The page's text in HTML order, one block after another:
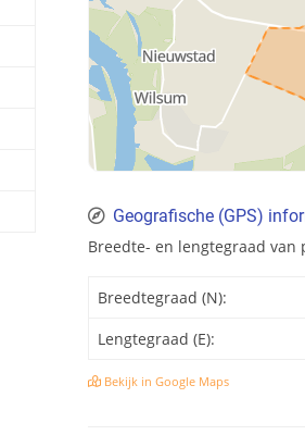
Geografische (GPS)
Breedte- en lengtegraad van
Breedtegraad (N):
Lengtegraad (E):
Bekijk in Google Maps